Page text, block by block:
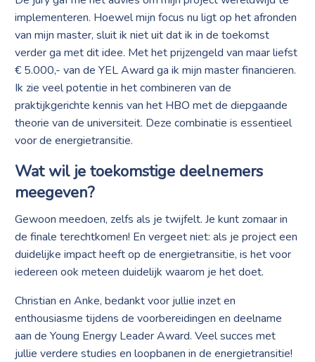
implementeren. Hoewel mijn focus nu ligt op het afronden
van mijn master, sluit ik niet uit dat ik in de toekomst
verder ga met dit idee. Met het prijzengeld van maar liefst
€ 5.000,- van de YEL Award ga ik mijn master financieren.
Ik zie veel potentie in het combineren van de
praktijkgerichte kennis van het HBO met de diepgaande
theorie van de universiteit. Deze combinatie is essentieel
voor de energietransitie.
Wat wil je toekomstige deelnemers
meegeven?
Gewoon meedoen, zelfs als je twijfelt. Je kunt zomaar in
de finale terechtkomen! En vergeet niet: als je project een
duidelijke impact heeft op de energietransitie, is het voor
iedereen ook meteen duidelijk waarom je het doet.
Christian en Anke, bedankt voor jullie inzet en
enthousiasme tijdens de voorbereidingen en deelname
aan de Young Energy Leader Award. Veel succes met
jullie verdere studies en loopbanen in de energietransitie!